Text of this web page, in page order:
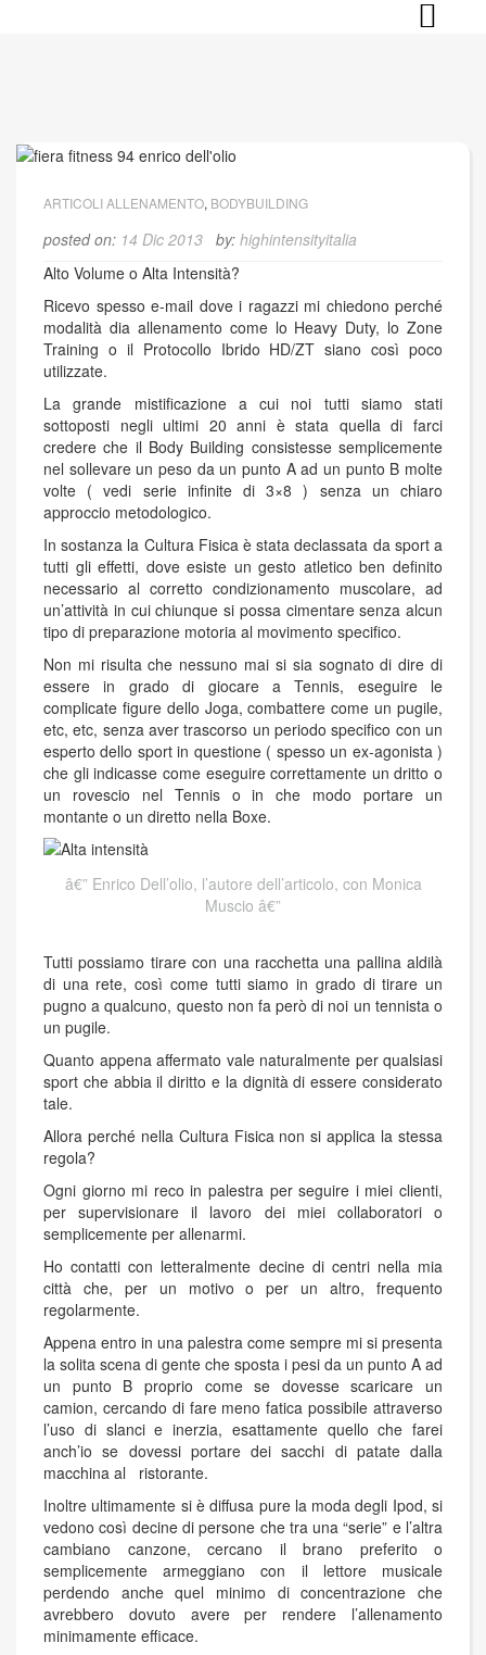
ARTICOLI ALLENAMENTO, BODYBUILDING
posted on: 14 Dic 2013 by: highintensityitalia
Alto Volume o Alta Intensità?
Ricevo spesso e-mail dove i ragazzi mi chiedono perché
modalità dia allenamento come lo Heavy Duty, lo Zone
Training o il Protocollo Ibrido HD/ZT siano così poco
utilizzate.
La grande mistificazione a cui noi tutti siamo stati
sottoposti negli ultimi 20 anni è stata quella di farci
credere che il Body Building consistesse semplicemente
nel sollevare un peso da un punto A ad un punto B molte
volte ( vedi serie infinite di 3×8 ) senza un chiaro
approccio metodologico.
In sostanza la Cultura Fisica è stata declassata da sport a
tutti gli effetti, dove esiste un gesto atletico ben definito
necessario al corretto condizionamento muscolare, ad
un’attività in cui chiunque si possa cimentare senza alcun
tipo di preparazione motoria al movimento specifico.
Non mi risulta che nessuno mai si sia sognato di dire di
essere in grado di giocare a Tennis, eseguire le
complicate figure dello Joga, combattere come un pugile,
etc, etc, senza aver trascorso un periodo specifico con un
esperto dello sport in questione ( spesso un ex-agonista )
che gli indicasse come eseguire correttamente un dritto o
un rovescio nel Tennis o in che modo portare un
montante o un diretto nella Boxe.
Enrico Dell’olio, l’autore dell’articolo, con Monica
Muscio
Tutti possiamo tirare con una racchetta una pallina aldilà
di una rete, così come tutti siamo in grado di tirare un
pugno a qualcuno, questo non fa però di noi un tennista o
un pugile.
Quanto appena affermato vale naturalmente per qualsiasi
sport che abbia il diritto e la dignità di essere considerato
tale.
Allora perché nella Cultura Fisica non si applica la stessa
regola?
Ogni giorno mi reco in palestra per seguire i miei clienti,
per supervisionare il lavoro dei miei collaboratori o
semplicemente per allenarmi.
Ho contatti con letteralmente decine di centri nella mia
città che, per un motivo o per un altro, frequento
regolarmente.
Appena entro in una palestra come sempre mi si presenta
la solita scena di gente che sposta i pesi da un punto A ad
un punto B proprio come se dovesse scaricare un
camion, cercando di fare meno fatica possibile attraverso
l’uso di slanci e inerzia, esattamente quello che farei
anch’io se dovessi portare dei sacchi di patate dalla
macchina al ristorante.
Inoltre ultimamente si è diffusa pure la moda degli Ipod, si
vedono così decine di persone che tra una “serie” e l’altra
cambiano canzone, cercano il brano preferito o
semplicemente armeggiano con il lettore musicale
perdendo anche quel minimo di concentrazione che
avrebbero dovuto avere per rendere l’allenamento
minimamente efficace.